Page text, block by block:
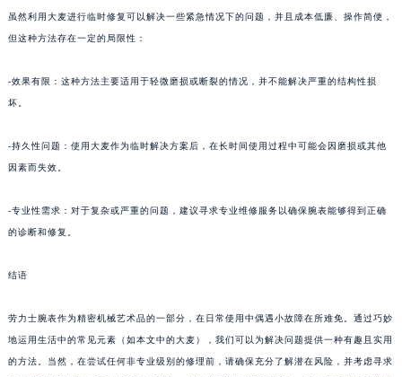
虽然利用大麦进行临时修复可以解决一些紧急情况下的问题，并且成本低廉、操作简便，
但这种方法存在一定的局限性：
-效果有限：这种方法主要适用于轻微磨损或断裂的情况，并不能解决严重的结构性损
坏。
-持久性问题：使用大麦作为临时解决方案后，在长时间使用过程中可能会因磨损或其他
因素而失效。
-专业性需求：对于复杂或严重的问题，建议寻求专业维修服务以确保腕表能够得到正确
的诊断和修复。
结语
劳力士腕表作为精密机械艺术品的一部分，在日常使用中偶遇小故障在所难免。通过巧妙
地运用生活中的常见元素（如本文中的大麦），我们可以为解决问题提供一种有趣且实用
的方法。当然，在尝试任何非专业级别的修理前，请确保充分了解潜在风险，并考虑寻求